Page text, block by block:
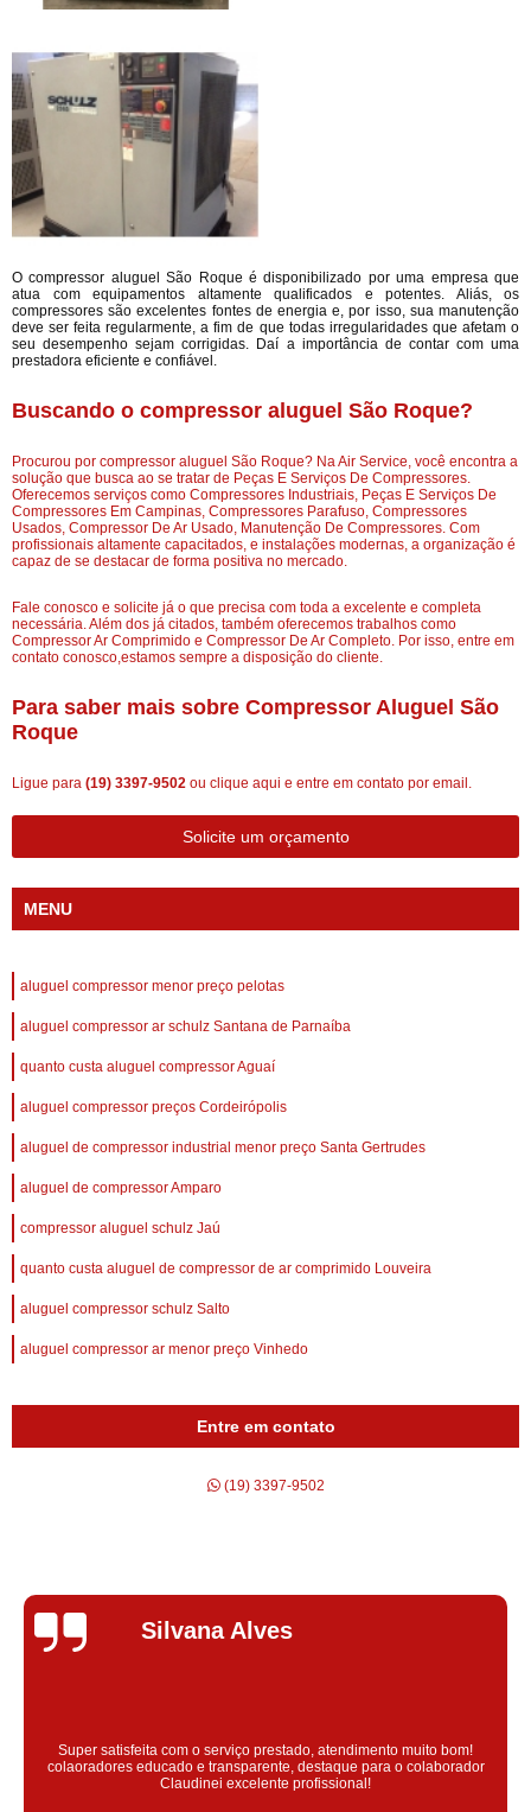
O compressor aluguel São Roque é disponibilizado por uma empresa que
atua com equipamentos altamente qualificados e potentes. Aliás, os
compressores são excelentes fontes de energia e, por isso, sua manutenção
deve ser feita regularmente, a fim de que todas irregularidades que afetam o
seu desempenho sejam corrigidas. Daí a importância de contar com uma
prestadora eficiente e confiável.
Buscando o compressor aluguel São Roque?
Procurou por compressor aluguel São Roque? Na Air Service, você encontra a
solução que busca ao se tratar de Peças E Serviços De Compressores.
Oferecemos serviços como Compressores Industriais, Peças E Serviços De
Compressores Em Campinas, Compressores Parafuso, Compressores
Usados, Compressor De Ar Usado, Manutenção De Compressores. Com
profissionais altamente capacitados, e instalações modernas, a organização é
capaz de se destacar de forma positiva no mercado.
Fale conosco e solicite já o que precisa com toda a excelente e completa
necessária. Além dos já citados, também oferecemos trabalhos como
Compressor Ar Comprimido e Compressor De Ar Completo. Por isso, entre em
contato conosco,estamos sempre a disposição do cliente.
Para saber mais sobre Compressor Aluguel São
Roque
Ligue para (19) 3397-9502 ou clique aqui e entre em contato por email.
Solicite um orçamento
MENU
aluguel compressor menor preço pelotas
aluguel compressor ar schulz Santana de Parnaíba
quanto custa aluguel compressor Aguaí
aluguel compressor preços Cordeirópolis
aluguel de compressor industrial menor preço Santa Gertrudes
aluguel de compressor Amparo
compressor aluguel schulz Jaú
quanto custa aluguel de compressor de ar comprimido Louveira
aluguel compressor schulz Salto
aluguel compressor ar menor preço Vinhedo
Entre em contato
(19) 3397-9502
Silvana Alves
Super satisfeita com o serviço prestado, atendimento muito bom!
colaoradores educado e transparente, destaque para o colaborador
Claudinei excelente profissional!